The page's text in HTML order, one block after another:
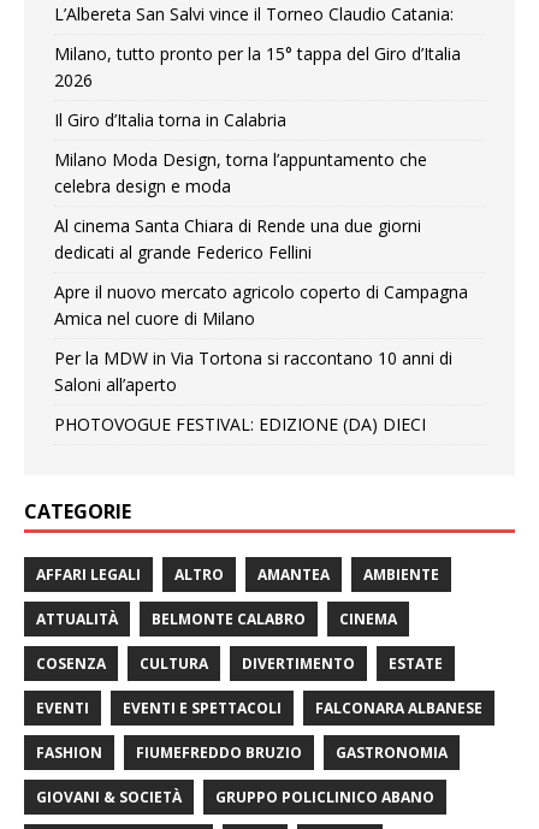
L’Albereta San Salvi vince il Torneo Claudio Catania:
Milano, tutto pronto per la 15° tappa del Giro d’Italia
2026
Il Giro d’Italia torna in Calabria
Milano Moda Design, torna l’appuntamento che
celebra design e moda
Al cinema Santa Chiara di Rende una due giorni
dedicati al grande Federico Fellini
Apre il nuovo mercato agricolo coperto di Campagna
Amica nel cuore di Milano
Per la MDW in Via Tortona si raccontano 10 anni di
Saloni all’aperto
PHOTOVOGUE FESTIVAL: EDIZIONE (DA) DIECI
CATEGORIE
AFFARI LEGALI ALTRO AMANTEA AMBIENTE
ATTUALITÀ BELMONTE CALABRO CINEMA
COSENZA CULTURA DIVERTIMENTO ESTATE
EVENTI EVENTI E SPETTACOLI FALCONARA ALBANESE
FASHION FIUMEFREDDO BRUZIO GASTRONOMIA
GIOVANI & SOCIETÀ GRUPPO POLICLINICO ABANO